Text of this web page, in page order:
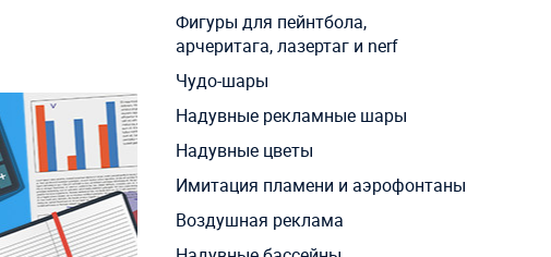
Фигуры для пейнтбола,
арчеритага, лазертаг и nerf
Чудо-шары
Надувные рекламные шары
Надувные цветы
Имитация пламени и аэрофонтаны
Воздушная реклама